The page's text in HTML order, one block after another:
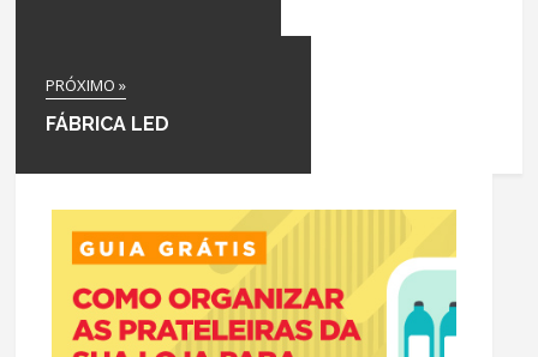
PRÓXIMO »
FÁBRICA LED